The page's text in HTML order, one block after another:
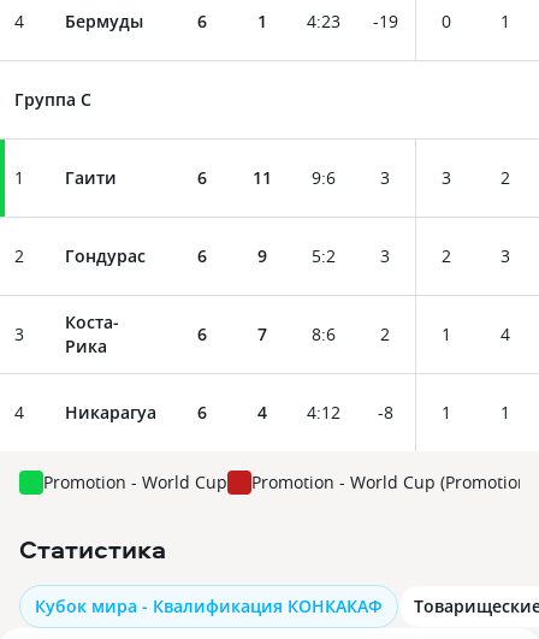
4 Бермуды 6 1 4:23 -19 0 1
Группа C
1 Гаити 6 11 9:6 3 3 2
2 Гондурас 6 9 5:2 3 2 3
3
Коста-
Рика
6 7 8:6 2 1 4
4 Никарагуа 6 4 4:12 -8 1 1
Promotion - World Cup Promotion - World Cup (Promotion:
Статистика
Кубок мира - Квалификация КОНКАКАФ